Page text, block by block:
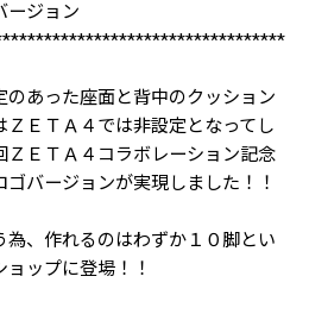
ジョン
のあった座面と背中のクッション
ＥＴＡ４では非設定となってし
ＺＥＴＡ４コラボレーション記念
バージョンが実現しました！！
、作れるのはわずか１０脚とい
ップに登場！！